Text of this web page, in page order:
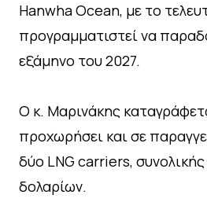
Hanwha Ocean, με το
προγραμματιστεί να
εξάμηνο του 2027.
Ο κ. Μαρινάκης
προχωρήσει και σε
δύο LNG carriers, συνολικής
δολαρίων.